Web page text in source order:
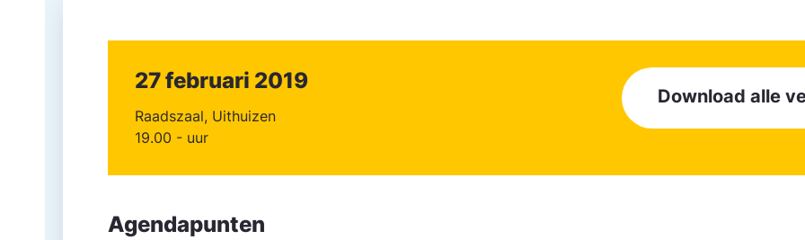
27 februari 2019
Raadszaal, Uithuizen
19.00 - uur
Download alle
Agendapunten